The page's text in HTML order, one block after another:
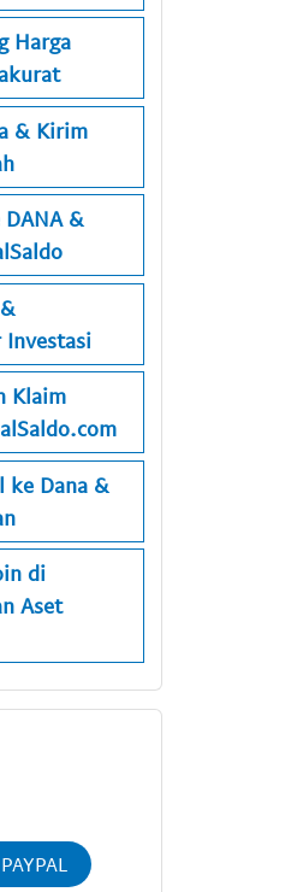
Harga
& Kirim
DANA &
Investasi
Klaim
ke Dana &
di
Aset